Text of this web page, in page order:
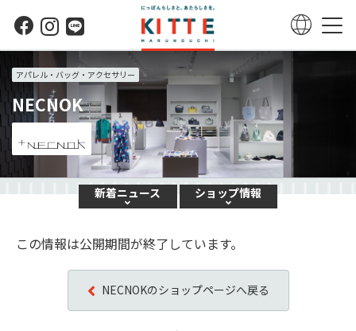
アパレル・バッグ・アクセサリー
NECNOK
新着ニュース ショップ情報
この情報は公開期間が終了しています。
NECNOKのショップページへ戻る